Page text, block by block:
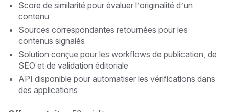
Score de similarité pour évaluer l’originalité d’un
contenu
Sources correspondantes retournées pour les
contenus signalés
Solution conçue pour les workflows de publication, de
SEO et de validation éditoriale
API disponible pour automatiser les vérifications dans
des applications